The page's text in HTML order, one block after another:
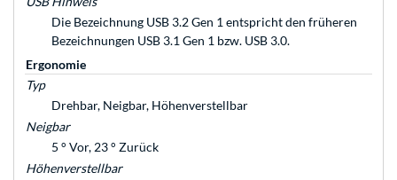
Die Bezeichnung USB 3.2 Gen 1 entspricht den früheren
Bezeichnungen USB 3.1 Gen 1 bzw. USB 3.0.
Ergonomie
Typ
Drehbar, Neigbar, Höhenverstellbar
Neigbar
5 ° Vor, 23 ° Zurück
Höhenverstellbar